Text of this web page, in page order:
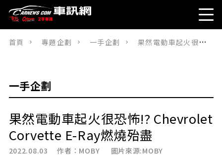
首頁 專題企劃 一手企劃 果然電動車起火很恐怖!? Chevrolet Corvette E-Ray燃燒殆盡
一手企劃
果然電動車起火很恐怖!? Chevrolet
Corvette E-Ray燃燒殆盡
2022.08.03 作者： MOBY 圖片來源:MOBY